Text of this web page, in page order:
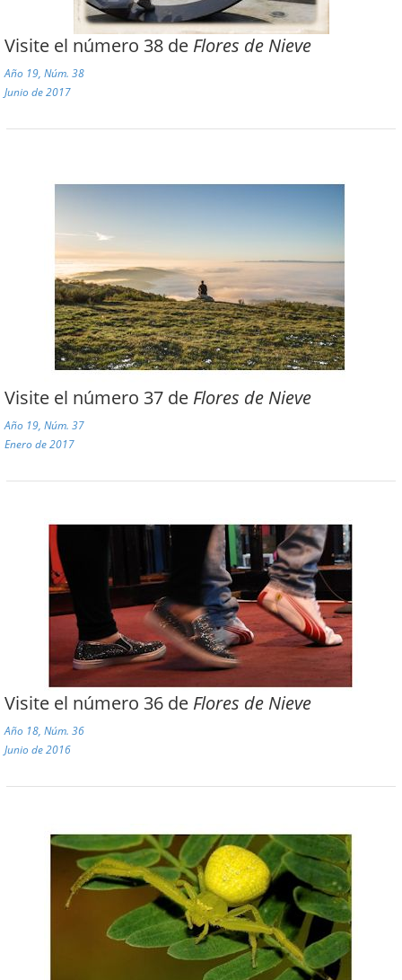
Visite el número 38 de Flores de Nieve
Año 19, Núm. 38
Junio de 2017
Visite el número 37 de Flores de Nieve
Año 19, Núm. 37
Enero de 2017
Visite el número 36 de Flores de Nieve
Año 18, Núm. 36
Junio de 2016